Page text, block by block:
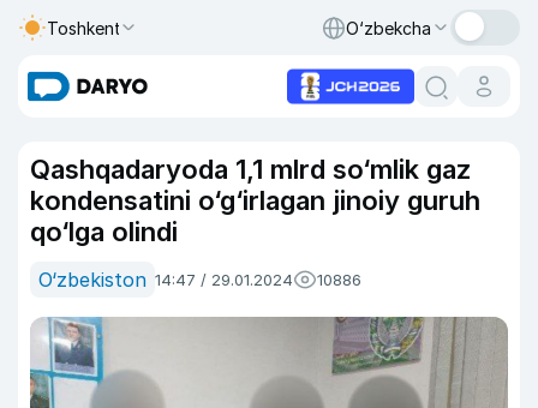
Toshkent O‘zbekcha
Qashqadaryoda 1,1 mlrd so‘mlik gaz
kondensatini o‘g‘irlagan jinoiy guruh
qo‘lga olindi
O‘zbekiston 14:47 / 29.01.2024 10886